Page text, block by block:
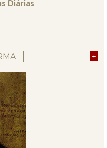
Diárias
+